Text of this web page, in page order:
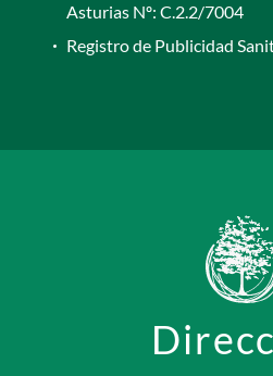
Asturias Nº: C.2.2/7004
Registro de Publicidad